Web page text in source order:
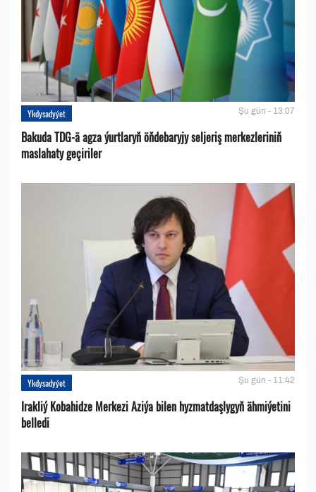
Ykdysadyýet Şu gün - 13:07
Bakuda TDG-ä agza ýurtlaryň öňdebaryjy seljeriş merkezleriniň
maslahaty geçiriler
Ykdysadyýet Şu gün - 11:42
Irakliý Kobahidze Merkezi Aziýa bilen hyzmatdaşlygyň ähmiýetini
belledi